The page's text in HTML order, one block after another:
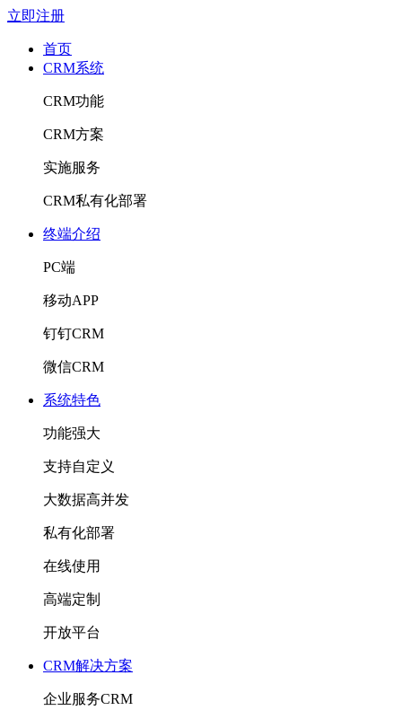
立即注册
首页
CRM系统
CRM功能
CRM方案
实施服务
CRM私有化部署
终端介绍
PC端
移动APP
钉钉CRM
微信CRM
系统特色
功能强大
支持自定义
大数据高并发
私有化部署
在线使用
高端定制
开放平台
CRM解决方案
企业服务CRM